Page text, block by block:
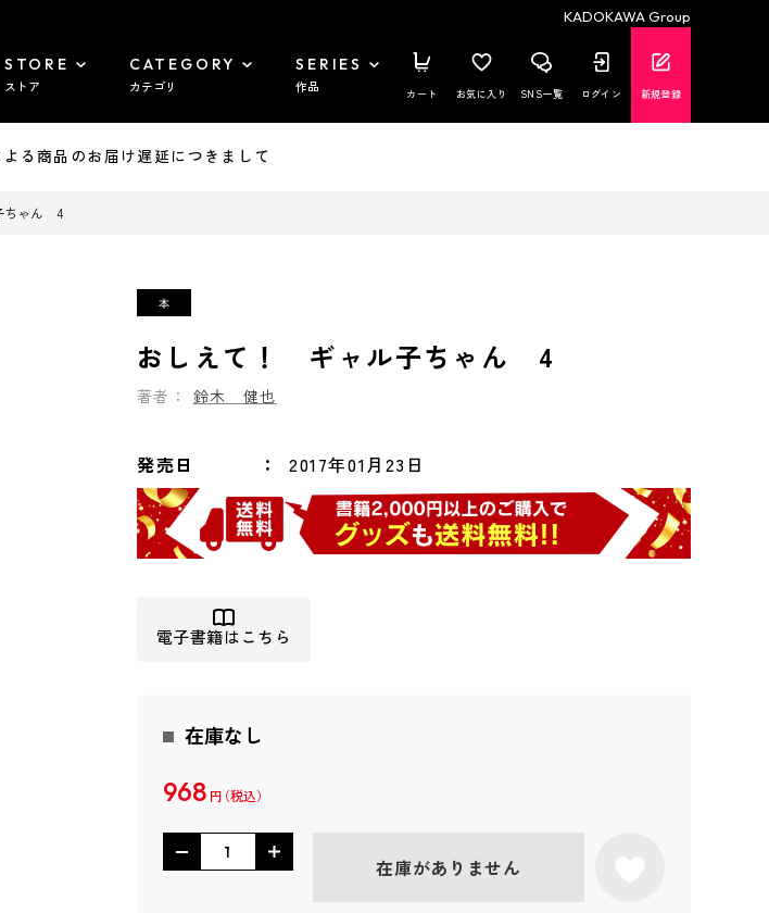
KADOKAWA Group
STORE
ストア
CATEGORY
カテゴリ
SERIES
作品 カート お気に入り SNS一覧 ログイン 新規登録
商品のお届け遅延につきまして
ちゃん 4
おしえて！ ギャル子ちゃん 4
著者： 鈴木 健也
発売日 2017年01月23日
電子書籍はこちら
在庫なし
968 円
在庫がありません